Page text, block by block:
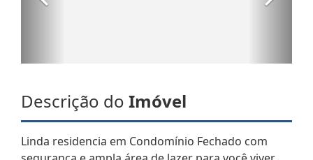
Descrição do Imóvel
Linda residencia em Condomínio Fechado com